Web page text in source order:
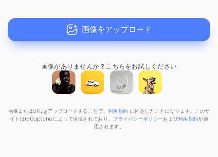
画像をアップロード
画像がありませんか？ こちらをお試しください
画像またはURLをアップロードすることで、 利用規約 に同意したことになります。このサ
イトはreCaptchaによって保護されており、 プライバシーポリシーおよび利用規約が適
用されます。